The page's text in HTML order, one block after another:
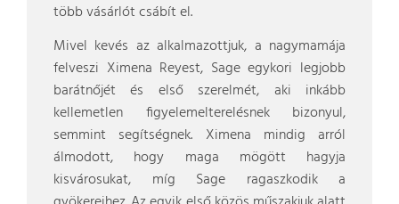
több vásárlót csábít el.
Mivel kevés az alkalmazottjuk, a nagymamája
felveszi Ximena Reyest, Sage egykori legjobb
barátnőjét és első szerelmét, aki inkább
kellemetlen figyelemelterelésnek bizonyul,
semmint segítségnek. Ximena mindig arról
álmodott, hogy maga mögött hagyja
kisvárosukat, míg Sage ragaszkodik a